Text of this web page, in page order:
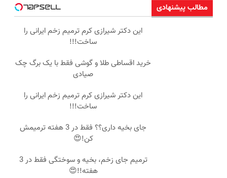
مطالب پیشنهادی
این دکتر شیرازی کرم ترمیم زخم ایرانی را
ساخت!!!
خرید اقساطی طلا و گوشی فقط با یک برگ چک
صیادی
این دکتر شیرازی کرم ترمیم زخم ایرانی را
ساخت!!!
جای بخیه داری؟؟ فقط در 3 هفته ترمیمش
کن!😍
ترمیم جای زخم، بخیه و سوختگی فقط در 3
هفته!!😍